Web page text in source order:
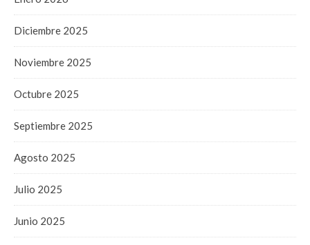
Diciembre 2025
Noviembre 2025
Octubre 2025
Septiembre 2025
Agosto 2025
Julio 2025
Junio 2025